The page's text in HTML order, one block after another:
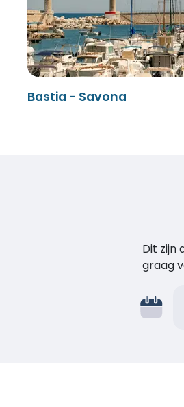
Bastia - Savona
Dit zijn
graag